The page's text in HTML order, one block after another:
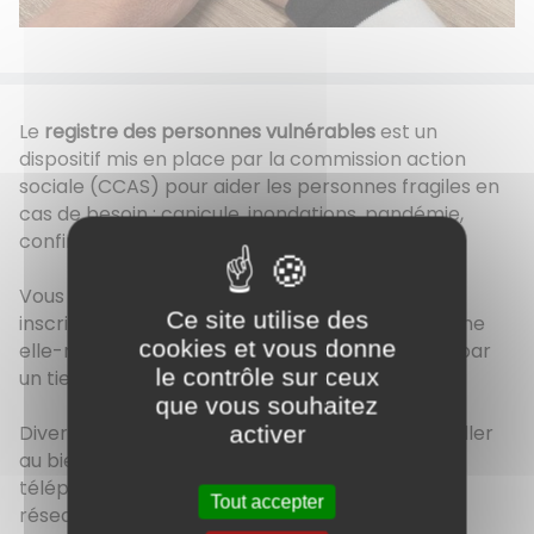
Le registre des personnes vulnérablesest un
dispositif mis en place par la commission action
sociale (CCAS) pour aider les personnes fragiles en
cas de besoin : canicule, inondations, pandémie,
confinement …
Vous pouvez vous inscrire sur ce registre. Cette
inscription, facultative, se fait soit par la personne
elle-même, soit par son représentant légal ou par
un tiers.
Diverses actions sont alors entreprises pour veiller
au bien être des personnes inscrites : contact
téléphonique, visite à domicile, activation des
réseaux de proximité, mise en relation avec les
Ce site utilise des
cookies et vous donne
le contrôle sur ceux
que vous souhaitez
activer
Tout accepter